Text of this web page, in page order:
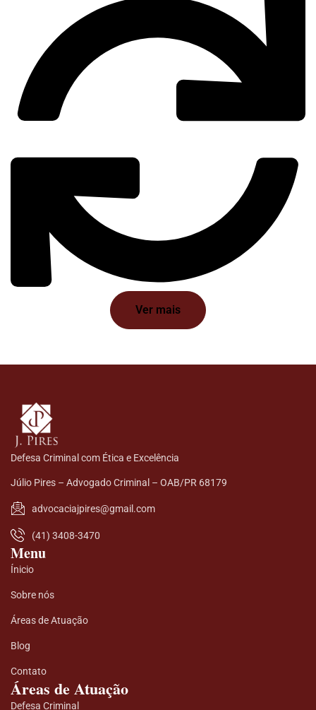
Ver mais
Defesa Criminal com Ética e Excelência
Júlio Pires – Advogado Criminal – OAB/PR 68179
advocaciajpires@gmail.com
(41) 3408-3470
Menu
Ínicio
Sobre nós
Áreas de Atuação
Blog
Contato
Áreas de Atuação
Defesa Criminal